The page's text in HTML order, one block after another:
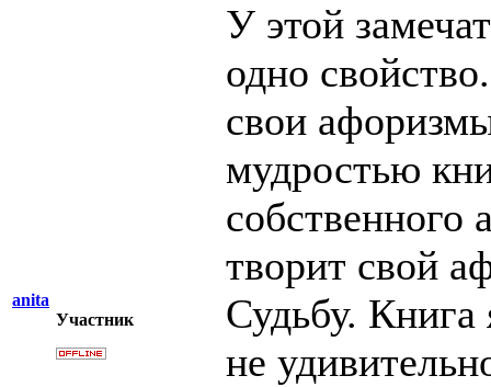
anita
Участник
У этой
одно
свои
мудростью
собственного
творит свой
Судьбу. Книга
не